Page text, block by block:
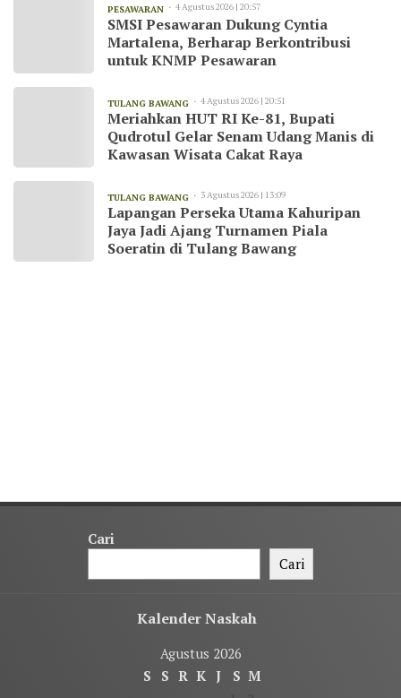
PESAWARAN 4 Agustus 2026 | 20:57
SMSI Pesawaran Dukung Cyntia
Martalena, Berharap Berkontribusi
untuk KNMP Pesawaran
TULANG BAWANG 4 Agustus 2026 | 20:51
Meriahkan HUT RI Ke-81, Bupati
Qudrotul Gelar Senam Udang Manis di
Kawasan Wisata Cakat Raya
TULANG BAWANG 3 Agustus 2026 | 13:09
Lapangan Perseka Utama Kahuripan
Jaya Jadi Ajang Turnamen Piala
Soeratin di Tulang Bawang
Cari
Cari
Kalender Naskah
Agustus 2026
S
S R K J S M